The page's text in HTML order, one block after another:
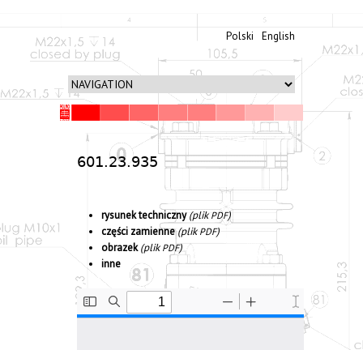
English
Polski
601.23.935
rysunek tech­niczny (plik PDF)
częś­ci zami­enne (plik PDF)
obrazek (plik PDF)
inne